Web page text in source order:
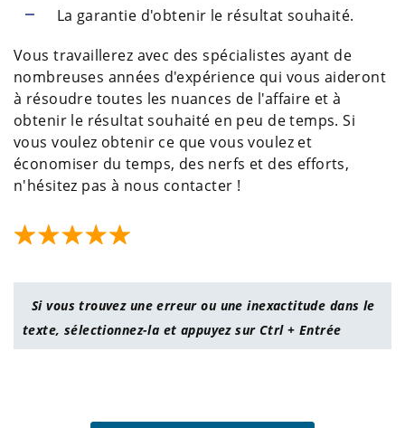
La garantie d'obtenir le résultat souhaité.
Vous travaillerez avec des spécialistes ayant de
nombreuses années d'expérience qui vous aideront
à résoudre toutes les nuances de l'affaire et à
obtenir le résultat souhaité en peu de temps. Si
vous voulez obtenir ce que vous voulez et
économiser du temps, des nerfs et des efforts,
n'hésitez pas à nous contacter !
Si vous trouvez une erreur ou une inexactitude dans le
texte, sélectionnez-la et appuyez sur Ctrl + Entrée